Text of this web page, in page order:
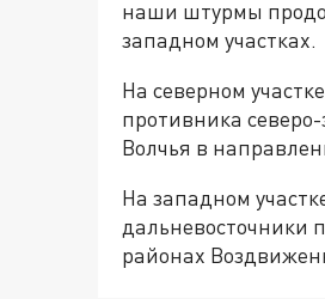
наши штурмы
западном участках.
На северном
противника
Волчья в
На западном
дальневосточники
районах